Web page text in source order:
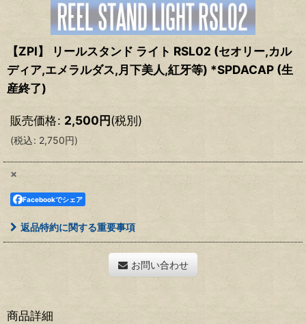
【ZPI】 リールスタンド ライト RSL02 (セオリー,カル
ディア,エメラルダス,月下美人,紅牙等) *SPDACAP (生
産終了)
販売価格: 2,500円(税別)
(税込: 2,750円)
×
Facebookでシェア
返品特約に関する重要事項
お問い合わせ
商品詳細